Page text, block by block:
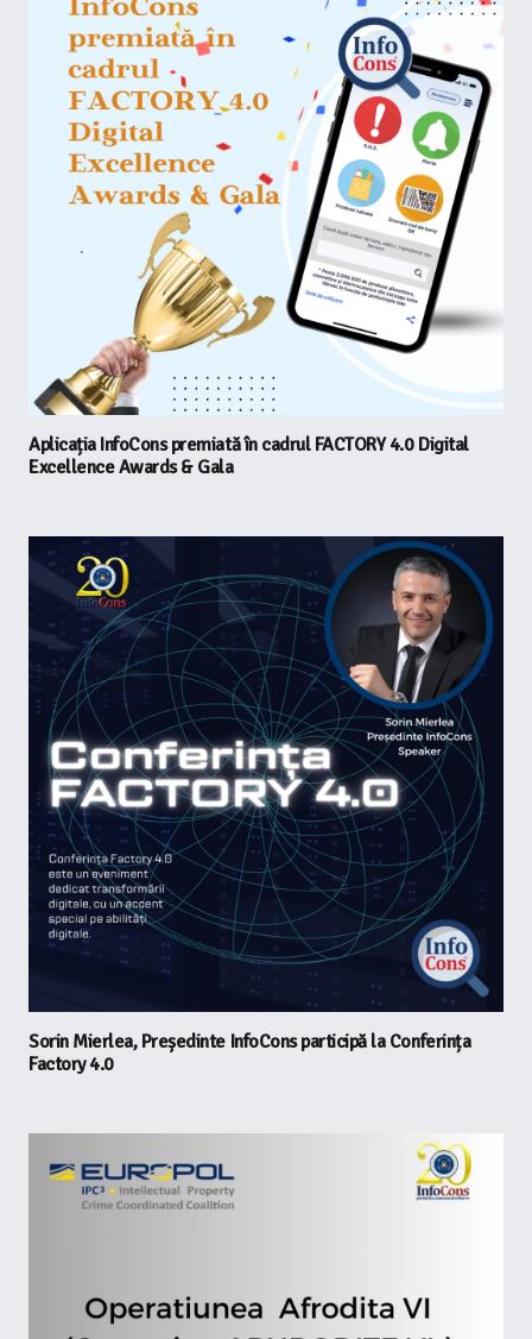
Aplicația InfoCons premiată în cadrul FACTORY 4.0 Digital
Excellence Awards & Gala
Sorin Mierlea, Președinte InfoCons participă la Conferința
Factory 4.0